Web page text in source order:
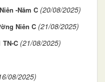
-Năm C (20/08/2025)
Niên C (21/08/2025)
TN-C (21/08/2025)
08/2025)